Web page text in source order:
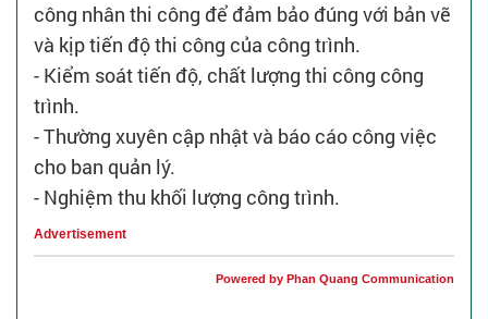
công nhân thi công để đảm bảo đúng với bản vẽ
và kịp tiến độ thi công của công trình.
- Kiểm soát tiến độ, chất lượng thi công công
trình.
- Thường xuyên cập nhật và báo cáo công việc
cho ban quản lý.
- Nghiệm thu khối lượng công trình.
Advertisement
Powered by Phan Quang Communication